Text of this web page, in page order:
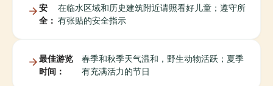
安
全：
在临水区域和历史建筑附近请照看好儿童；遵守所
有张贴的安全指示
最佳游览
时间：
春季和秋季天气温和，野生动物活跃；夏季
有充满活力的节日